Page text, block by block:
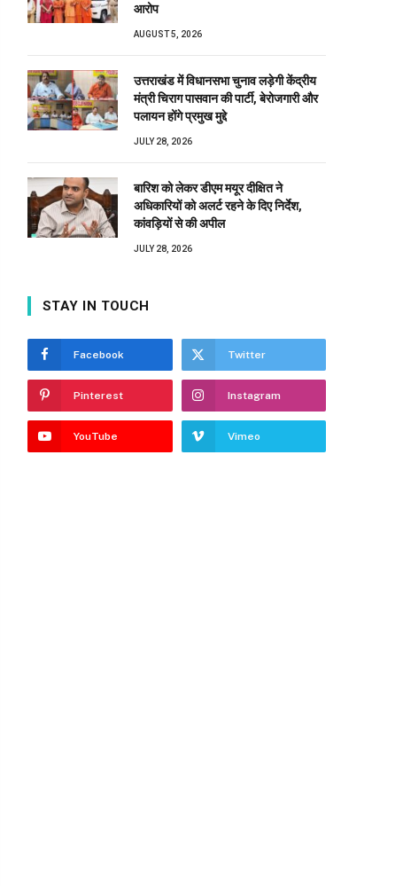
आरोप
AUGUST 5, 2026
उत्तराखंड में विधानसभा चुनाव लड़ेगी केंद्रीय
मंत्री चिराग पासवान की पार्टी, बेरोजगारी और
पलायन होंगे प्रमुख मुद्दे
JULY 28, 2026
बारिश को लेकर डीएम मयूर दीक्षित ने
अधिकारियों को अलर्ट रहने के दिए निर्देश,
कांवड़ियों से की अपील
JULY 28, 2026
STAY IN TOUCH
Facebook Twitter
Pinterest Instagram
YouTube Vimeo